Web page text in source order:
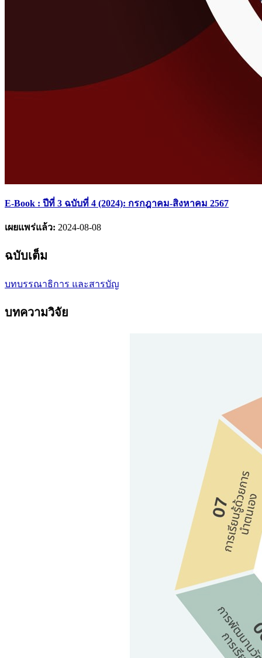
E-Book : ปีที่ 3 ฉบับที่ 4 (2024): กรกฎาคม-สิงหาคม 2567
เผยแพร่แล้ว: 2024-08-08
ฉบับเต็ม
บทบรรณาธิการ และสารบัญ
บทความวิจัย